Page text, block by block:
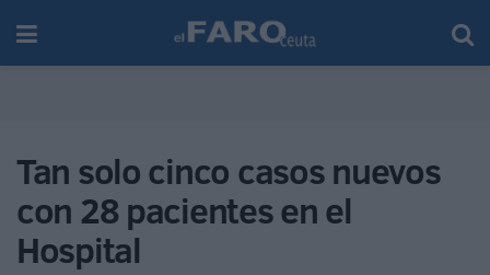
Tan solo cinco casos nuevos
con 28 pacientes en el
Hospital